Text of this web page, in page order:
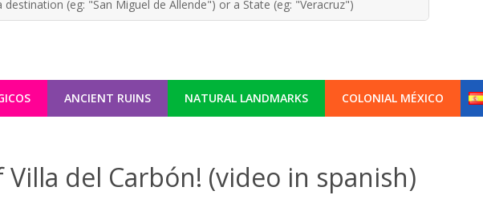
ANCIENT RUINS NATURAL LANDMARKS COLONIAL MÉXICO
del Carbón! (video in spanish)